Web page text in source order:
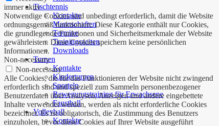
Tischtennis
Kontakte
Mannschaften
Termine
Trainingszeiten
Downloads
Turnen
Kontakte
Kinderturnen
Sporteln
Bewegungstraining für Erwachsene
Faustball
Volleyball
Kontakte
immer aktiv
Notwendige Cookies sind unbedingt erforderlich, damit die Website
ordnungsgemäß funktioniert. Diese Kategorie enthält nur Cookies,
die grundlegende Funktionen und Sicherheitsmerkmale der Website
gewährleisten. Diese Cookies speichern keine persönlichen
Informationen.
Non-necessary
Non-necessary
Alle Cookies, die für das Funktionieren der Website nicht zwingend
erforderlich sind und speziell zum Sammeln personenbezogener
Benutzerdaten über Analysen, Anzeigen und andere eingebettete
Inhalte verwendet werden, werden als nicht erforderliche Cookies
bezeichnet. Es ist obligatorisch, die Zustimmung des Benutzers
einzuholen, bevor diese Cookies auf Ihrer Website ausgeführt